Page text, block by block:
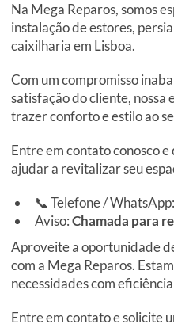
Na Mega Reparos, somos
instalação de estores,
caixilharia em Lisboa.
Com um compromisso
satisfação do cliente, nossa
trazer conforto e estilo ao
Entre em contato conosco
ajudar a revitalizar seu
📞 Telefone /
Aviso:Chamada para
Aproveite a oportunidade
com a Mega Reparos.
necessidades com
Entre em contato e solicite